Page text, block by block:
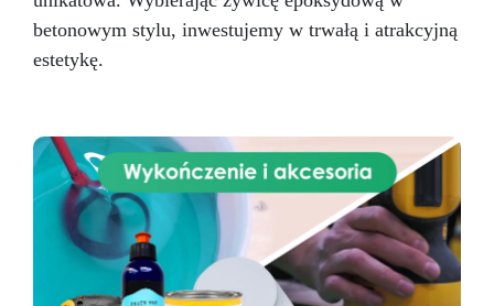
betonowym stylu, inwestujemy w trwałą i atrakcyjną
estetykę.